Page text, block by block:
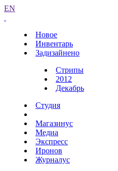
EN
Новое
Инвентарь
Задизайнено
Стрипы
2012
Декабрь
Студия
Магазинус
Медиа
Экспресс
Иронов
Журналус